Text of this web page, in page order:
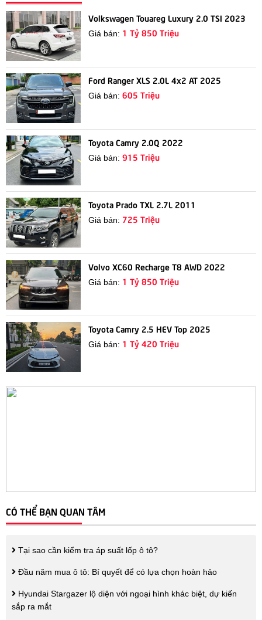
Volkswagen Touareg Luxury 2.0 TSI 2023
Giá bán: 1 Tỷ 850 Triệu
Ford Ranger XLS 2.0L 4x2 AT 2025
Giá bán:605 Triệu
Toyota Camry 2.0Q 2022
Giá bán:915 Triệu
Toyota Prado TXL 2.7L 2011
Giá bán: 725 Triệu
Volvo XC60 Recharge T8 AWD 2022
Giá bán: 1 Tỷ 850 Triệu
Toyota Camry 2.5 HEV Top 2025
Giá bán: 1 Tỷ 420 Triệu
CÓ THỂ BẠN QUAN TÂM
Tại sao cần kiểm tra áp suất lốp ô tô?
Đầu năm mua ô tô: Bí quyết để có lựa chọn hoàn hảo
Hyundai Stargazer lộ diện với ngoại hình khác biệt, dự kiến
sắp ra mắt